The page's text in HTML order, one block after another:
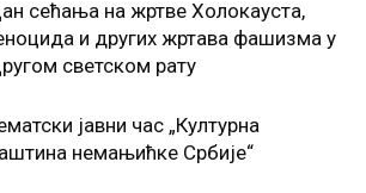
сећања на жртве Холокауста,
и других жртава фашизма у
светском рату
јавни час „Културна
немањићке Србије“